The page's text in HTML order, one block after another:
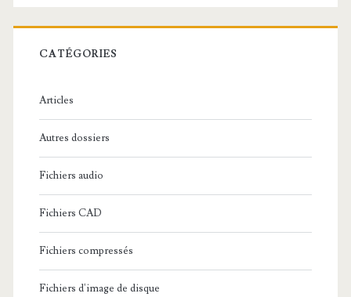
r
c
:
CATÉGORIES
Articles
Autres dossiers
Fichiers audio
Fichiers CAD
Fichiers compressés
Fichiers d'image de disque